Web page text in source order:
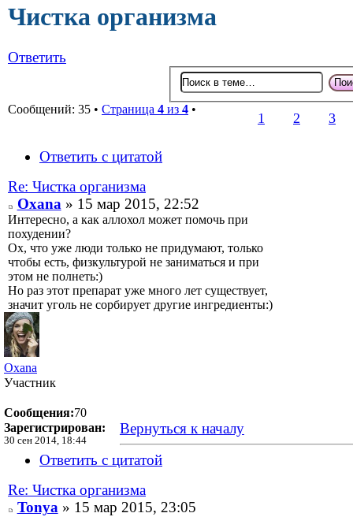
Чистка организма
Ответить
Сообщений: 35 • Страница 4 из 4 •
1 2 3
Ответить с цитатой
Re: Чистка организма
Oxana» 15 мар 2015, 22:52
Интересно, а как аллохол может помочь при
похудении?
Ох, что уже люди только не придумают, только
чтобы есть, физкультурой не заниматься и при
этом не полнеть:)
Но раз этот препарат уже много лет существует,
значит уголь не сорбирует другие ингредиенты:)
Oxana
Участник
Сообщения:70
Зарегистрирован:
30 сен 2014, 18:44
Вернуться к началу
Ответить с цитатой
Re: Чистка организма
Tonya» 15 мар 2015, 23:05